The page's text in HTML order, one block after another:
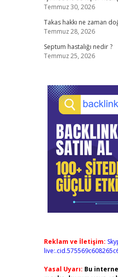
Temmuz 30, 2026
Takas hakkı ne zaman
Temmuz 28, 2026
Septum hastalığı nedir ?
Temmuz 25, 2026
Reklam ve İletişim:
Yasal Uyarı: Bu